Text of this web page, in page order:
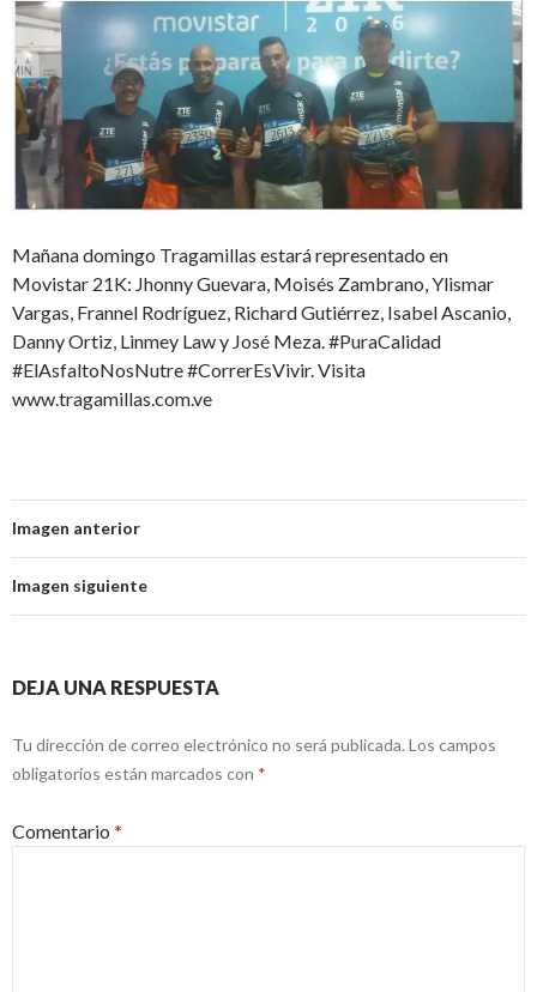
Mañana domingo Tragamillas estará representado en
Movistar 21K: Jhonny Guevara, Moisés Zambrano, Ylismar
Vargas, Frannel Rodríguez, Richard Gutiérrez, Isabel Ascanio,
Danny Ortiz, Linmey Law y José Meza. #PuraCalidad
#ElAsfaltoNosNutre #CorrerEsVivir. Visita
www.tragamillas.com.ve
Imagen anterior
Imagen siguiente
DEJA UNA RESPUESTA
Tu dirección de correo electrónico no será publicada. Los campos
obligatorios están marcados con *
Comentario *